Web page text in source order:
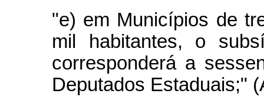
"e) em Municípios de
mil habitantes, o
corresponderá a
Deputados Estaduais;"